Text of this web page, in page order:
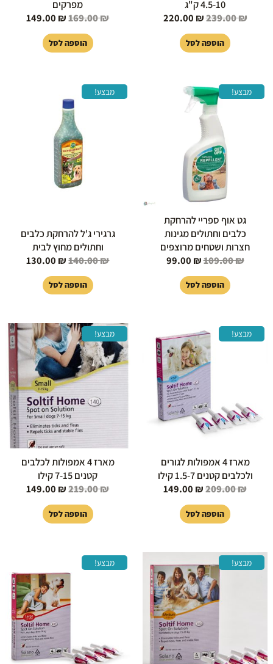
4.5-10 ק"ג
239.00₪
220.00 ₪
הוספה לסל
מפרקים
169.00₪
149.00 ₪
הוספה לסל
מבצע!
גט אוף ספריי להרחקת
כלבים וחתולים מגינות
חצרות ושטחים מרוצפים
109.00₪
המחיר
המקורי
היה:
109.00 ₪.
99.00 ₪
הוספה לסל
מבצע!
גרגירי ג'ל להרחקת כלבים
וחתולים מחוץ לבית
140.00₪
המקורי
היה:
140.00 ₪.
130.00 ₪
הוספה לסל
מבצע!
מארז 4 אמפולות לגורים
ולכלבים קטנים 1.5-7 קילו
209.00₪
המחיר
המקורי
היה:
209.00 ₪.
149.00 ₪
הנוכחי
הוא:
149.00 ₪.
הוספה לסל
מבצע!
מארז 4 אמפולות לכלבים
קטנים 7-15 קילו
219.00₪
המחיר
המקורי
היה:
219.00 ₪.
149.00 ₪
המחיר
הנוכחי
הוא:
₪.
הוספה לסל
מבצע!
המקורי
היה:
229.00 ₪.
הנוכחי
הוא:
149.00 ₪.
מבצע!
המקורי
היה:
239.00 ₪.
הנוכחי
הוא:
₪.